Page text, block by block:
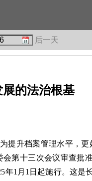
后一天
的法治根基
升档案管理水平，更
会第十三次会议审查批
年1月1日起施行。这是